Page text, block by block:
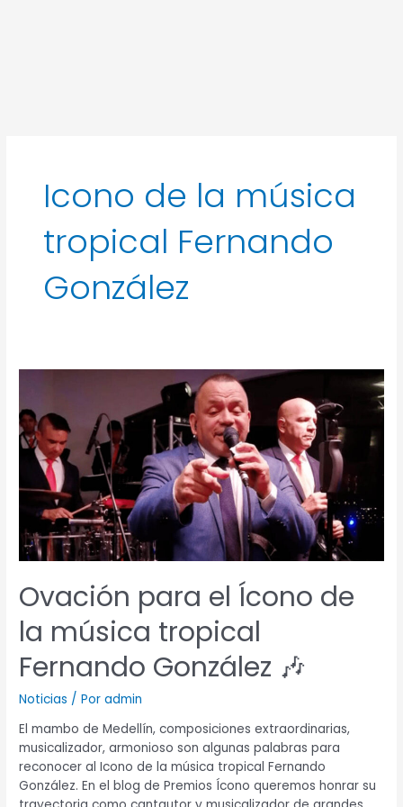
Icono de la música
tropical Fernando
González
Ovación para el Ícono de
la música tropical
Fernando González 🎶
Noticias / Poradmin
El mambo de Medellín, composiciones extraordinarias,
musicalizador, armonioso son algunas palabras para
reconocer al Icono de la música tropical Fernando
González. En el blog de Premios Ícono queremos honrar su
el
Ícono
de
música
tropical
Fernando
González